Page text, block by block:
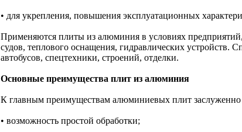
• для укрепления, повышения эксплуатационных
Применяются плиты из алюминия в условиях
судов, теплового оснащения, гидравлических устройств.
автобусов, спецтехники, строений, отделки.
Основные преимущества плит из алюминия
К главным преимуществам алюминиевых плит заслуженно
• возможность простой обработки;